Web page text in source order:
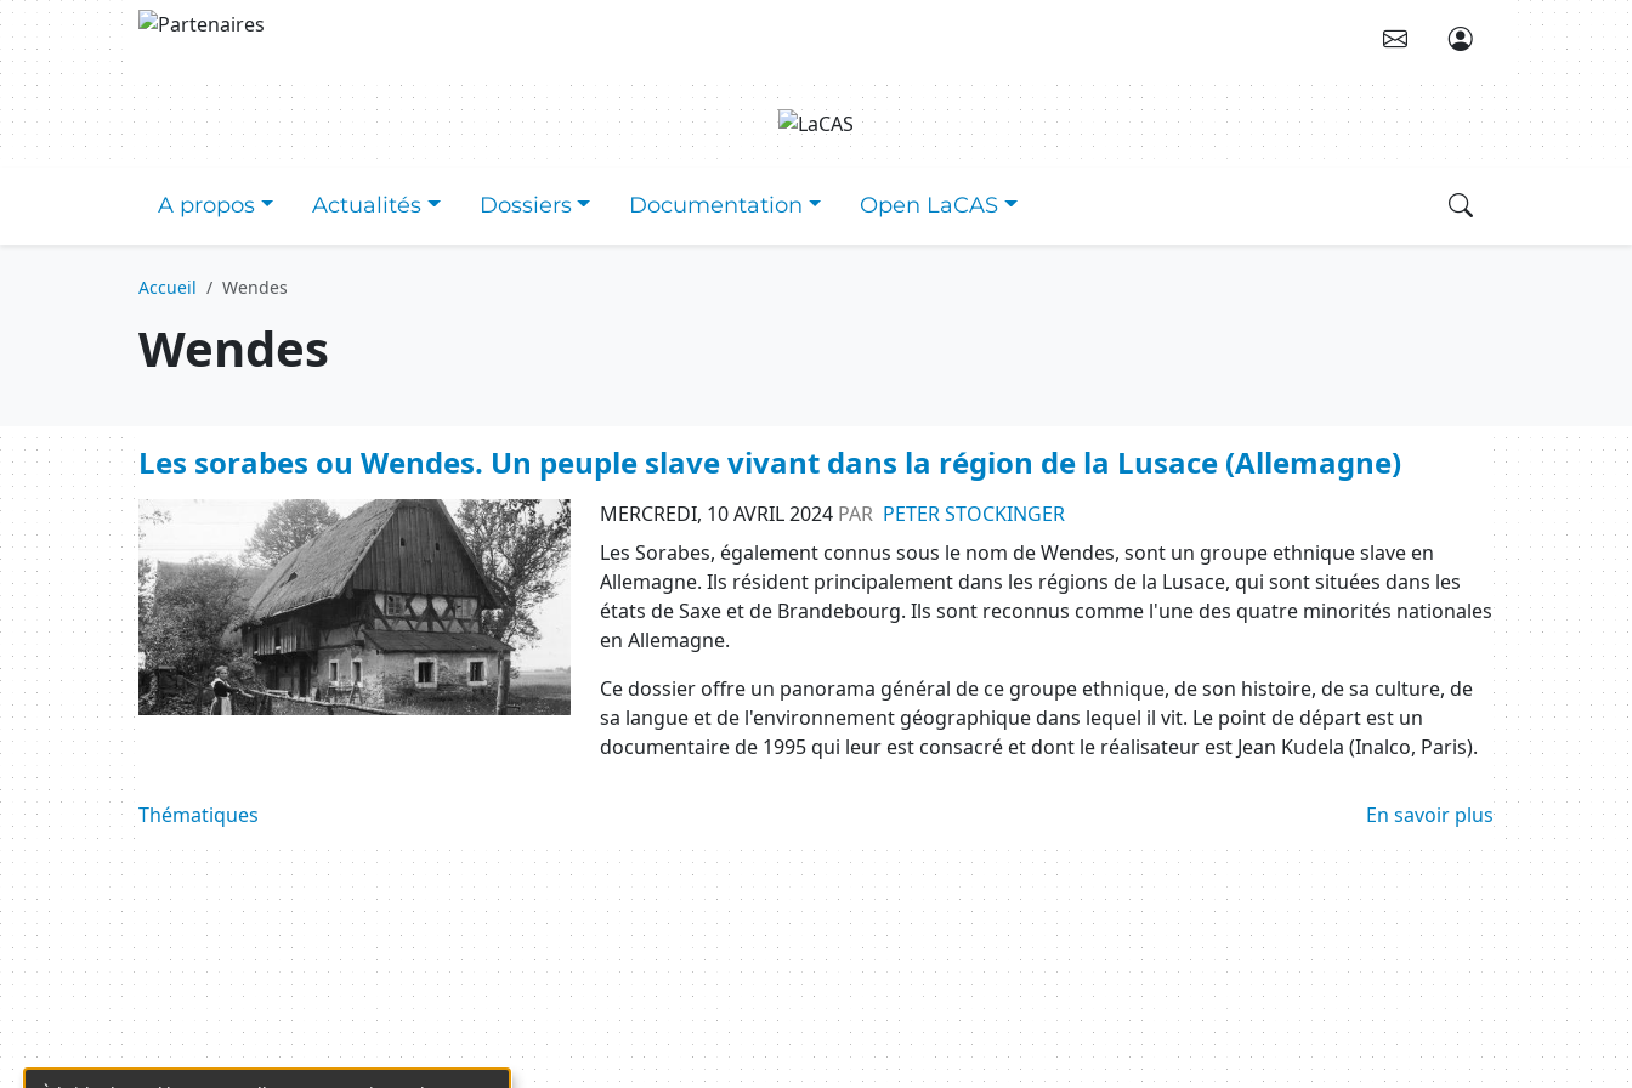
Aller au contenu principal
A propos Actualités Dossiers Documentation Open LaCAS
Accueil Wendes
Wendes
Les sorabes ou Wendes. Un peuple slave vivant dans la région de la Lusace (Allemagne)
Image MERCREDI, 10 AVRIL 2024 PAR PETER STOCKINGER
Les Sorabes, également connus sous le nom de Wendes, sont un groupe ethnique slave en
Allemagne. Ils résident principalement dans les régions de la Lusace, qui sont situées dans les
états de Saxe et de Brandebourg. Ils sont reconnus comme l'une des quatre minorités nationales
en Allemagne.
Ce dossier offre un panorama général de ce groupe ethnique, de son histoire, de sa culture, de
sa langue et de l'environnement géographique dans lequel il vit. Le point de départ est un
documentaire de 1995 qui leur est consacré et dont le réalisateur est Jean Kudela (Inalco, Paris).
Thématiques En savoir plus